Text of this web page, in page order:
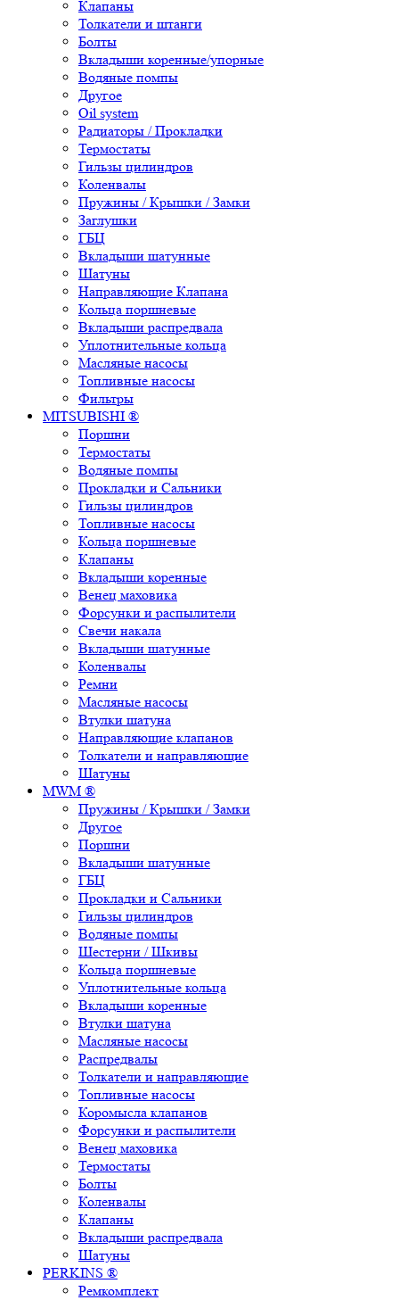
Клапаны
Толкатели и штанги
Болты
Вкладыши коренные/упорные
Водяные помпы
Другое
Oil system
Радиаторы / Прокладки
Термостаты
Гильзы цилиндров
Коленвалы
Пружины / Крышки / Замки
Заглушки
ГБЦ
Вкладыши шатунные
Шатуны
Направляющие Клапана
Кольца поршневые
Вкладыши распредвала
Уплотнительные кольца
Масляные насосы
Топливные насосы
Фильтры
MITSUBISHI ®
Поршни
Термостаты
Водяные помпы
Прокладки и Сальники
Гильзы цилиндров
Топливные насосы
Кольца поршневые
Клапаны
Вкладыши коренные
Венец маховика
Форсунки и распылители
Свечи накала
Вкладыши шатунные
Коленвалы
Ремни
Масляные насосы
Втулки шатуна
Направляющие клапанов
Толкатели и направляющие
Шатуны
MWM ®
Пружины / Крышки / Замки
Другое
Поршни
Вкладыши шатунные
ГБЦ
Прокладки и Сальники
Гильзы цилиндров
Водяные помпы
Шестерни / Шкивы
Кольца поршневые
Уплотнительные кольца
Вкладыши коренные
Втулки шатуна
Масляные насосы
Распредвалы
Толкатели и направляющие
Топливные насосы
Коромысла клапанов
Форсунки и распылители
Венец маховика
Термостаты
Болты
Коленвалы
Клапаны
Вкладыши распредвала
Шатуны
PERKINS ®
Ремкомплект